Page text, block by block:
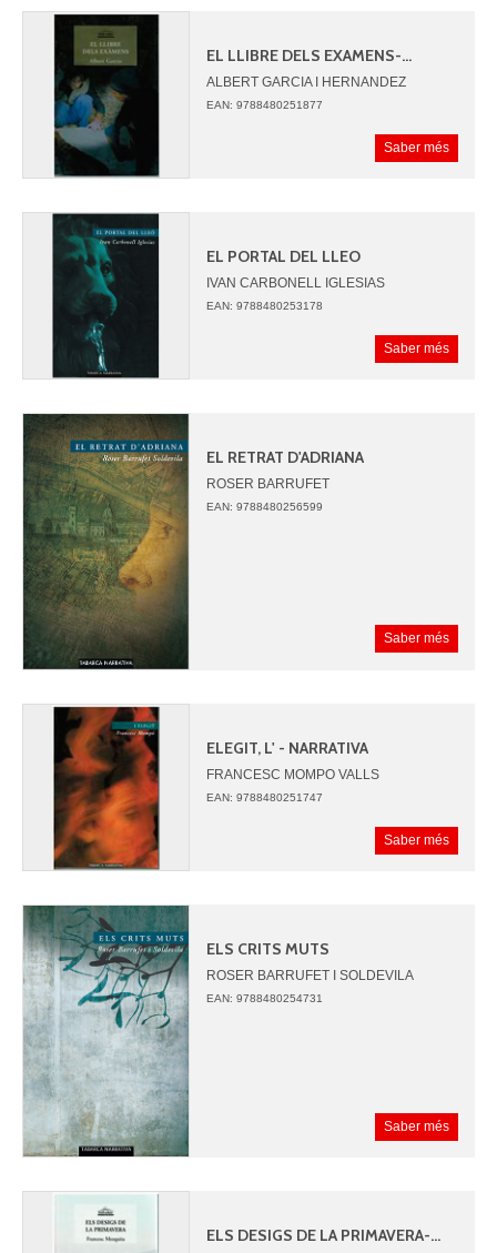
EL LLIBRE DELS EXAMENS-...
ALBERT GARCIA I HERNANDEZ
EAN: 9788480251877
Saber més
EL PORTAL DEL LLEO
IVAN CARBONELL IGLESIAS
EAN: 9788480253178
Saber més
EL RETRAT D'ADRIANA
ROSER BARRUFET
EAN: 9788480256599
Saber més
ELEGIT, L' - NARRATIVA
FRANCESC MOMPO VALLS
EAN: 9788480251747
Saber més
ELS CRITS MUTS
ROSER BARRUFET I SOLDEVILA
EAN: 9788480254731
Saber més
ELS DESIGS DE LA PRIMAVERA-...